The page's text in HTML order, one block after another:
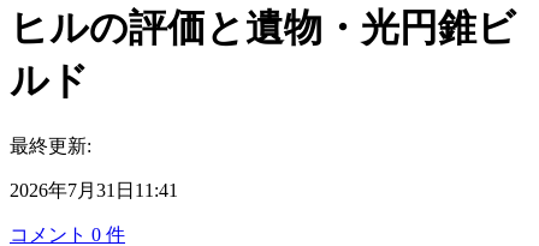
ヒルの評価と遺物・光円錐ビ
ルド
最終更新:
2026年7月31日11:41
コメント 0 件